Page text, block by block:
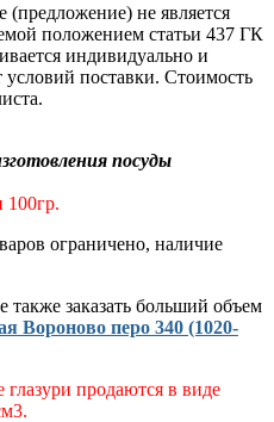
(предложение) не является
положением статьи 437 ГК
индивидуально и
условий поставки. Стоимость
посуды
ограничено, наличие
заказать больший объем
Вороново перо 340 (1020-
продаются в виде
.